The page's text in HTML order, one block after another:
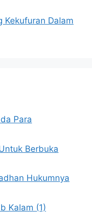
Kekufuran Dalam
Para
Berbuka
Hukumnya
Kalam (1)